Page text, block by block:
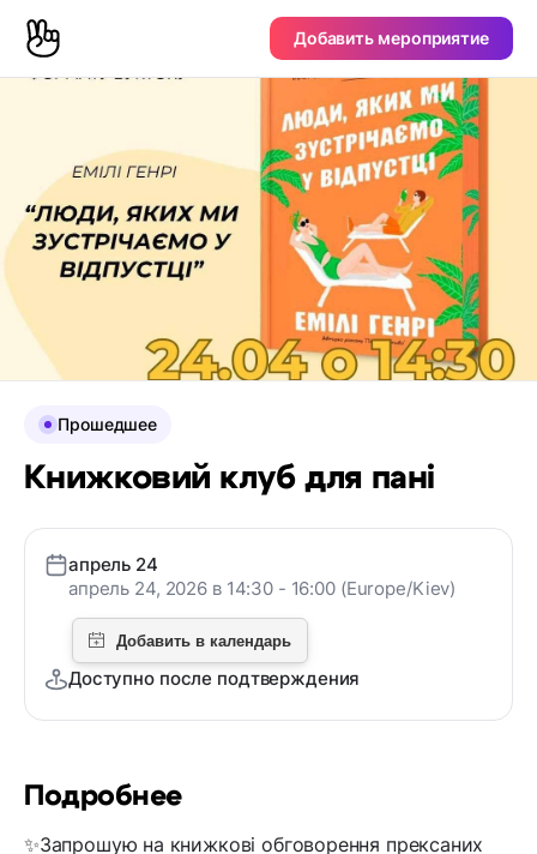
Добавить мероприятие
Подробнее
✨️Запрошую на книжкові обговорення прексаних
Прошедшее
Книжковий клуб для пані
апрель 24
апрель 24, 2026 в 14:30 - 16:00 (Europe/Kiev)
Доступно после подтверждения